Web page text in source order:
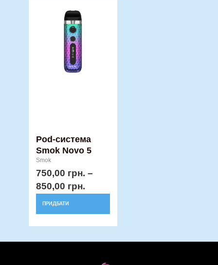
Pod-система
Smok Novo 5
Smok
750,00 грн. –
850,00 грн.
ПРИДБАТИ
варіантів.
Параметри